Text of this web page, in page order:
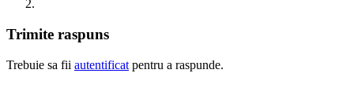
Trimite raspuns
Trebuie sa fii autentificat pentru a raspunde.